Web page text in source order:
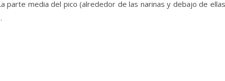
parte media del pico (alrededor de las narinas y debajo de